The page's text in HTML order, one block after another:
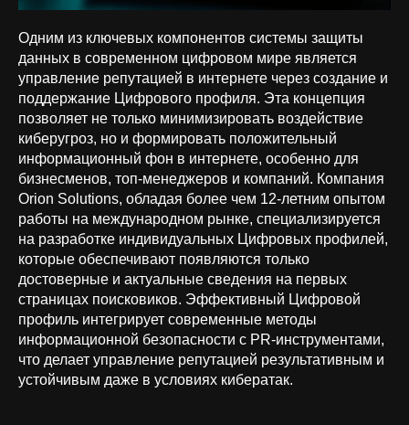
Одним из ключевых компонентов системы защиты
данных в современном цифровом мире является
управление репутацией в интернете через создание и
поддержание Цифрового профиля. Эта концепция
позволяет не только минимизировать воздействие
киберугроз, но и формировать положительный
информационный фон в интернете, особенно для
бизнесменов, топ-менеджеров и компаний. Компания
Orion Solutions, обладая более чем 12-летним опытом
работы на международном рынке, специализируется
на разработке индивидуальных Цифровых профилей,
которые обеспечивают появляются только
достоверные и актуальные сведения на первых
страницах поисковиков. Эффективный Цифровой
профиль интегрирует современные методы
информационной безопасности с PR-инструментами,
что делает управление репутацией результативным и
устойчивым даже в условиях кибератак.